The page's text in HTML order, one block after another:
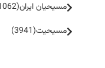
مسیحیان ایران(1062)
مسیحیت(3941)